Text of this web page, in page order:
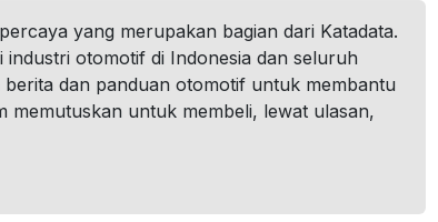
yang merupakan bagian dari Katadata.
otomotif di Indonesia dan seluruh
dan panduan otomotif untuk membantu
memutuskan untuk membeli, lewat ulasan,